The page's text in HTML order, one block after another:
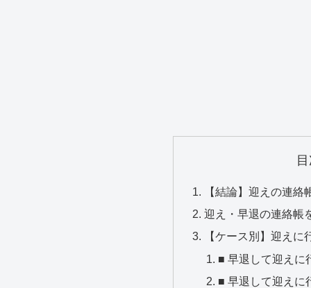
【結論】迎えの連
迎え・早退の連絡帳
【ケース別】迎え
■ 早退して迎えに
■ 早退して迎えに